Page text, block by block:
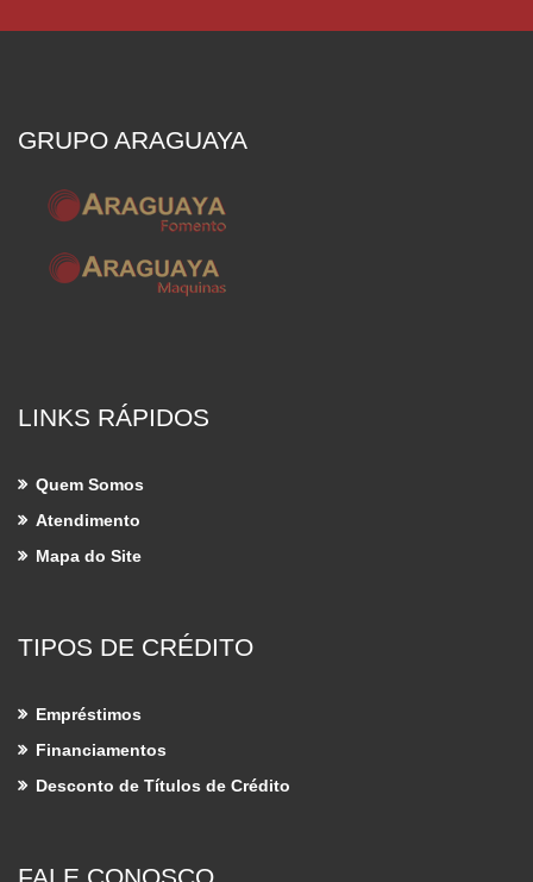
GRUPO ARAGUAYA
LINKS RÁPIDOS
Quem Somos
Atendimento
Mapa do Site
TIPOS DE CRÉDITO
Empréstimos
Financiamentos
Desconto de Títulos de Crédito